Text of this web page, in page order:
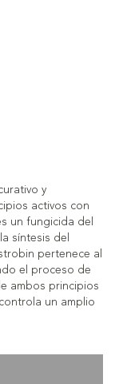
y
activos con
un fungicida del
síntesis del
pertenece al
el proceso de
ambos principios
un amplio